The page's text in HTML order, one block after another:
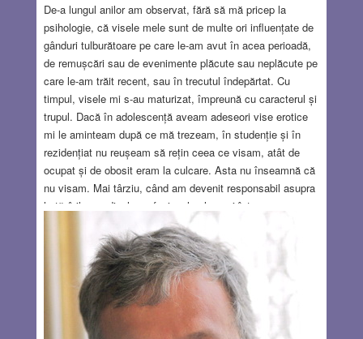
De-a lungul anilor am observat, fără să mă pricep la
psihologie, că visele mele sunt de multe ori influențate de
gânduri tulburătoare pe care le-am avut în acea perioadă,
de remușcări sau de evenimente plăcute sau neplăcute pe
care le-am trăit recent, sau în trecutul îndepărtat. Cu
timpul, visele mi s-au maturizat, împreună cu caracterul și
trupul. Dacă în adolescență aveam adeseori vise erotice
mi le aminteam după ce mă trezeam, în studenție și în
rezidențiat nu reușeam să rețin ceea ce visam, atât de
ocupat și de obosit eram la culcare. Asta nu înseamnă că
nu visam. Mai târziu, când am devenit responsabil asupra
hotărârilor medicale profesionale ale unui întreg
departament, aveam uneori vise tulburi, somnul agitat și
adeseori îmi aminteam fragmente de vise în care aveam
remușcări: oare acest bolnav a fost tratat corect? Oare
putea fi salvat? Oare acțiunile mele au fost adecvate? Iar
acum, la bătrânețe timpurie, visele mă duc înapoi la istoria
vieții mele, a familiei, a colegilor și a prietenilor dragi și
chiar la perioada când lucram în Texas. Recent am visat